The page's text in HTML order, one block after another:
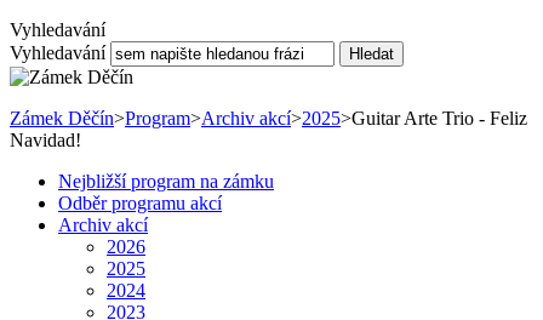
Vyhledavání
Vyhledavání
Hledat
Zámek Děčín>Program>Archiv akcí>2025>Guitar Arte Trio - Feliz
Navidad!
Nejbližší program na zámku
Odběr programu akcí
Archiv akcí
2026
2025
2024
2023